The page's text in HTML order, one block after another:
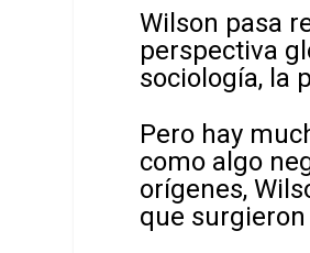
Wilson pasa
perspectiva
sociología, la
Pero hay
como algo
orígenes,
que